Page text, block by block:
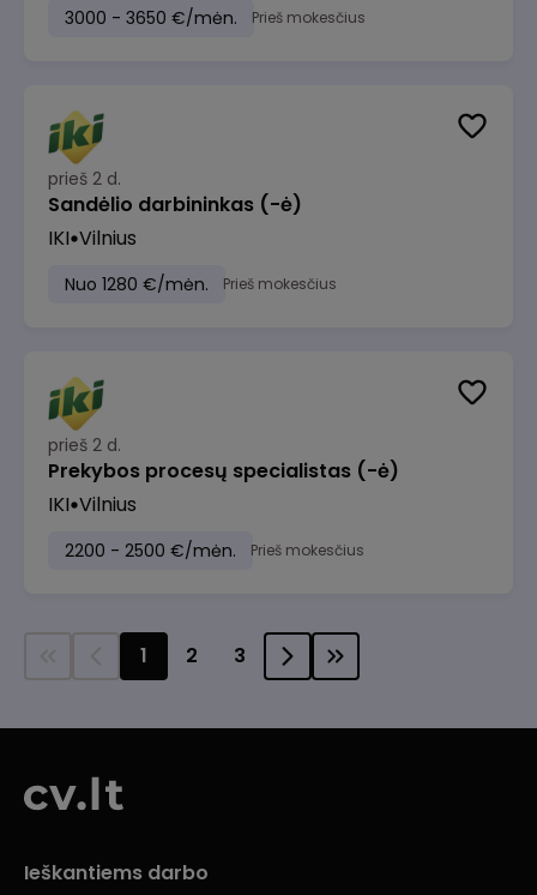
3000 - 3650 €/mėn. Prieš mokesčius
prieš 2 d.
Sandėlio darbininkas (-ė)
IKI Vilnius
Nuo 1280 €/mėn. Prieš mokesčius
prieš 2 d.
Prekybos procesų specialistas (-ė)
IKI Vilnius
2200 - 2500 €/mėn. Prieš mokesčius
1 2 3
Ieškantiems darbo